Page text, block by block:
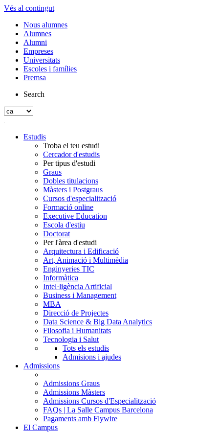
Vés al contingut
Nous alumnes
Alumnes
Alumni
Empreses
Universitats
Escoles i famílies
Premsa
Search
Estudis
Troba el teu estudi
Cercador d'estudis
Per tipus d'estudi
Graus
Dobles titulacions
Màsters i Postgraus
Cursos d'especialització
Formació online
Executive Education
Escola d'estiu
Doctorat
Per l'àrea d'estudi
Arquitectura i Edificació
Art, Animació i Multimèdia
Enginyeries TIC
Informàtica
Intel·ligència Artificial
Business i Management
MBA
Direcció de Projectes
Data Science & Big Data Analytics
Filosofia i Humanitats
Tecnologia i Salut
Tots els estudis
Admisions i ajudes
Admissions
Admissions Graus
Admissions Màsters
Admissions Cursos d'Especialització
FAQs | La Salle Campus Barcelona
Pagaments amb Flywire
El Campus